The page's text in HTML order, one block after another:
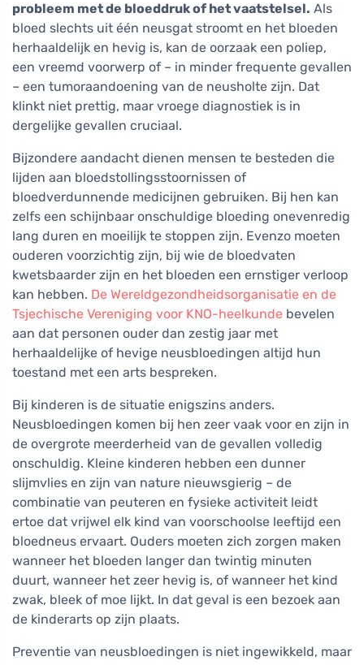
probleem met de bloeddruk of het vaatstelsel. Als
bloed slechts uit één neusgat stroomt en het bloeden
herhaaldelijk en hevig is, kan de oorzaak een poliep,
een vreemd voorwerp of – in minder frequente gevallen
– een tumoraandoening van de neusholte zijn. Dat
klinkt niet prettig, maar vroege diagnostiek is in
dergelijke gevallen cruciaal.
Bijzondere aandacht dienen mensen te besteden die
lijden aan bloedstollingsstoornissen of
bloedverdunnende medicijnen gebruiken. Bij hen kan
zelfs een schijnbaar onschuldige bloeding onevenredig
lang duren en moeilijk te stoppen zijn. Evenzo moeten
ouderen voorzichtig zijn, bij wie de bloedvaten
kwetsbaarder zijn en het bloeden een ernstiger verloop
kan hebben. De Wereldgezondheidsorganisatie en de
Tsjechische Vereniging voor KNO-heelkunde bevelen
aan dat personen ouder dan zestig jaar met
herhaaldelijke of hevige neusbloedingen altijd hun
toestand met een arts bespreken.
Bij kinderen is de situatie enigszins anders.
Neusbloedingen komen bij hen zeer vaak voor en zijn in
de overgrote meerderheid van de gevallen volledig
onschuldig. Kleine kinderen hebben een dunner
slijmvlies en zijn van nature nieuwsgierig – de
combinatie van peuteren en fysieke activiteit leidt
ertoe dat vrijwel elk kind van voorschoolse leeftijd een
bloedneus ervaart. Ouders moeten zich zorgen maken
wanneer het bloeden langer dan twintig minuten
duurt, wanneer het zeer hevig is, of wanneer het kind
zwak, bleek of moe lijkt. In dat geval is een bezoek aan
de kinderarts op zijn plaats.
Preventie van neusbloedingen is niet ingewikkeld, maar